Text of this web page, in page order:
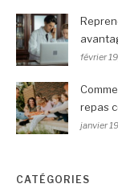
février
repas
janvier
CATÉGORIES